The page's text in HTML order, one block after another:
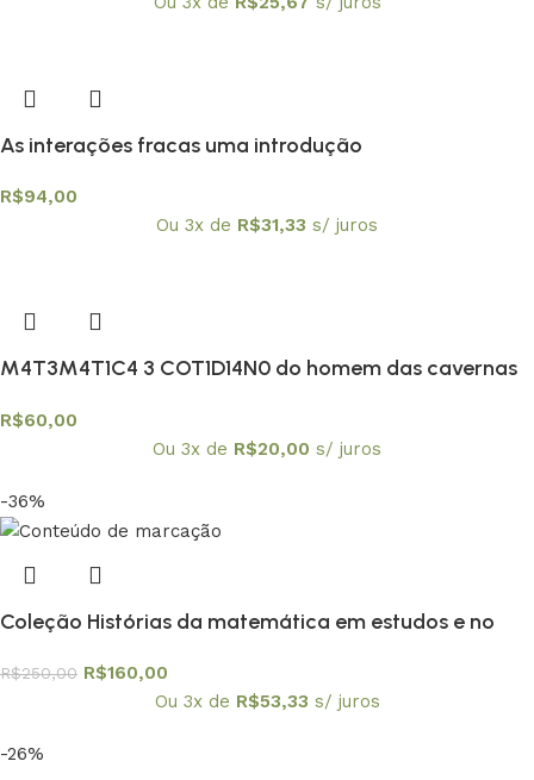
As interações fracas uma introdução
R$94,00
Ou 3x de R$31,33 s/ juros
M4T3M4T1C4 3 COT1D14N0 do homem das cavernas
R$60,00
Ou 3x de R$20,00 s/ juros
-36%
Coleção Histórias da matemática em estudos e no
R$250,00 R$160,00
Ou 3x de R$53,33 s/ juros
-26%